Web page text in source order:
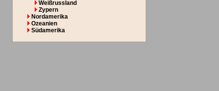
Weißrussland
Zypern
Nordamerika
Ozeanien
Südamerika